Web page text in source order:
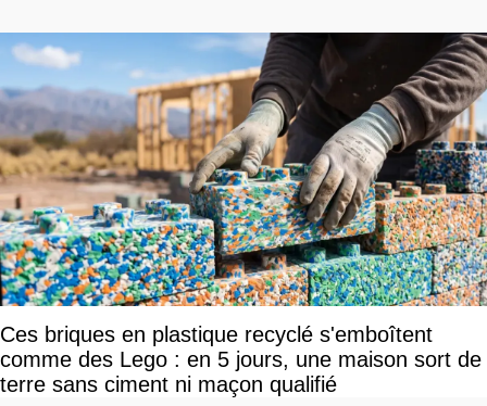
Ces briques en plastique recyclé s'emboîtent
comme des Lego : en 5 jours, une maison sort de
terre sans ciment ni maçon qualifié